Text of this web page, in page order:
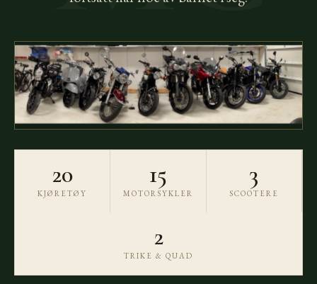
20
KJØRETØY
15
MOTORSYKLER
3
SCOOTERE
2
TRIKE & QUAD